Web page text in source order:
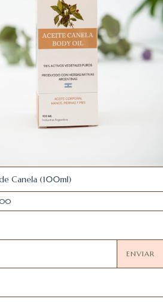
Canela (100ml)